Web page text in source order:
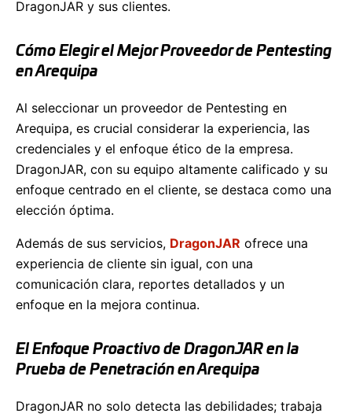
DragonJAR y sus clientes.
Cómo Elegir el Mejor Proveedor de Pentesting
en Arequipa
Al seleccionar un proveedor de Pentesting en
Arequipa, es crucial considerar la experiencia, las
credenciales y el enfoque ético de la empresa.
DragonJAR, con su equipo altamente calificado y su
enfoque centrado en el cliente, se destaca como una
elección óptima.
Además de sus servicios, DragonJAR ofrece una
experiencia de cliente sin igual, con una
comunicación clara, reportes detallados y un
enfoque en la mejora continua.
El Enfoque Proactivo de DragonJAR en la
Prueba de Penetración en Arequipa
DragonJAR no solo detecta las debilidades; trabaja